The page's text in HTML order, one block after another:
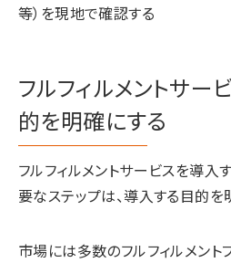
等）を現地で確認する
フルフィルメントサー
的を明確にする
フルフィルメントサービスを導入
要なステップは、導入する目的を
市場には多数のフルフィルメント